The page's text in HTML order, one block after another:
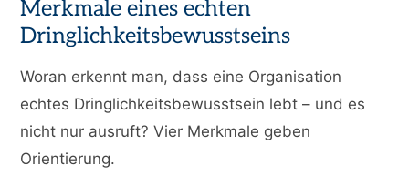
Merkmale eines echten
Dringlichkeitsbewusstseins
Woran erkennt man, dass eine Organisation
echtes Dringlichkeitsbewusstsein lebt – und es
nicht nur ausruft? Vier Merkmale geben
Orientierung.